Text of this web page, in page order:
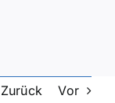
Zurück Vor